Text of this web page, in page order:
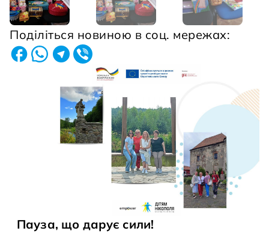
Поділіться новиною в соц. мережах:
Пауза, що дарує сили!